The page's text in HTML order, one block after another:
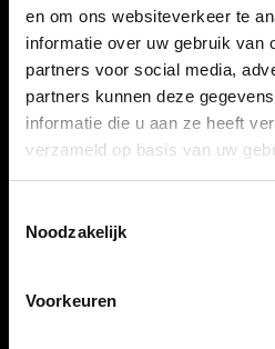
en om ons websiteverkeer te
informatie over uw gebruik van
partners voor social media,
partners kunnen deze
informatie die u aan ze heeft
verzameld op basis van uw
Noodzakelijk
Voorkeuren